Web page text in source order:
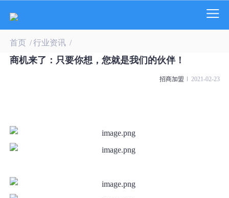
首页 /行业资讯 /
商机来了：只要你想，您就是我们的伙伴！
招商加盟 2021-02-23